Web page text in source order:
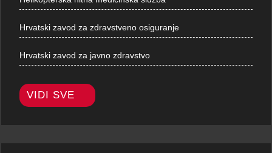
Hrvatski zavod za zdravstveno osiguranje
Hrvatski zavod za javno zdravstvo
VIDI SVE